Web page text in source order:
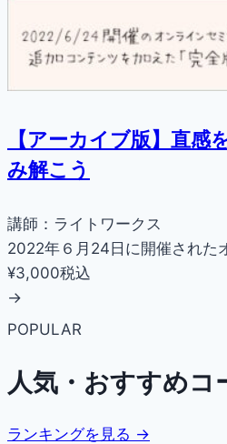
【アーカイブ版】直感
み解こう
講師：ライトワークス
2022年６月24日に開催された
¥3,000税込
→
POPULAR
人気・おすすめコ
ランキングを見る →